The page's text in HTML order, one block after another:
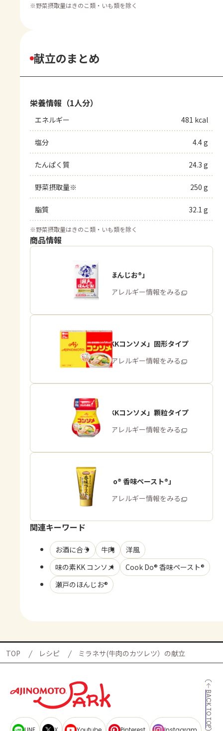
※野菜摂取量はきのこ類・いも類を除く
献立のまとめ
栄養情報（1人分）
エネルギー 481 kcal
塩分 4.4 g
たんぱく質 24.3 g
野菜摂取量※ 250 g
脂質 32.1 g
※野菜摂取量はきのこ類・いも類を除く
商品情報
「瀬戸のほんじお®」
商品・アレルギー情報をみる
「味の素KKコンソメ」固形タイプ
商品・アレルギー情報をみる
「味の素KKコンソメ」顆粒タイプ
商品・アレルギー情報をみる
「Cook Do® 香味ペースト®」
商品・アレルギー情報をみる
関連キーワード
お酒に合う 牛肉
洋風
味の素KK コンソメ
Cook Do® 香味ペースト®
瀬戸のほんじお®
TOP レシピ ミラネサ(牛肉のカツレツ）の献立
BACK TO TOP